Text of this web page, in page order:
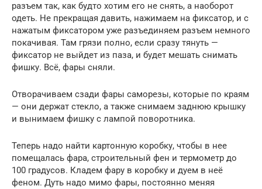
разъем так, как будто хотим его не снять, а наоборот
одеть. Не прекращая давить, нажимаем на фиксатор, и с
нажатым фиксатором уже разъединяем разъем немного
покачивая. Там грязи полно, если сразу тянуть —
фиксатор не выйдет из паза, и будет мешать снимать
фишку. Всё, фары сняли.
Отворачиваем сзади фары саморезы, которые по краям
— они держат стекло, а также снимаем заднюю крышку
и вынимаем фишку с лампой поворотника.
Теперь надо найти картонную коробку, чтобы в нее
помещалась фара, строительный фен и термометр до
100 градусов. Кладем фару в коробку и дуем в неё
феном. Дуть надо мимо фары, постоянно меняя